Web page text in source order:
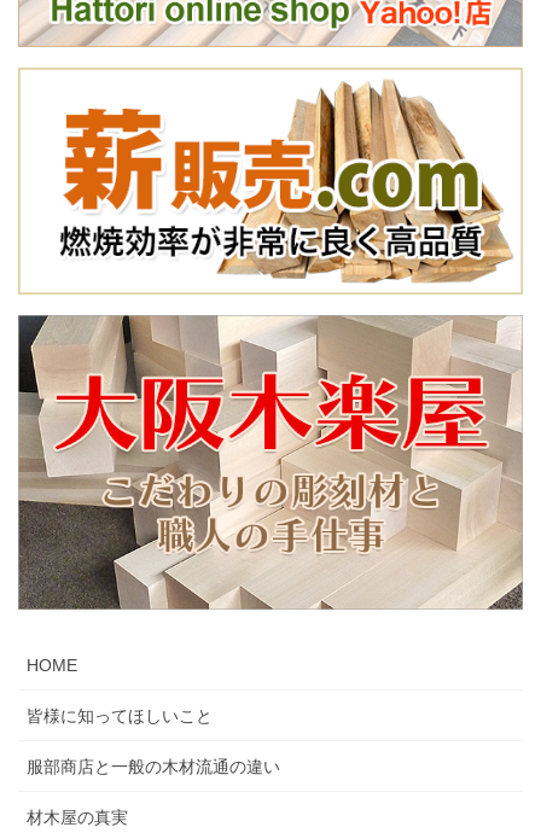
HOME
皆様に知ってほしいこと
服部商店と一般の木材流通の違い
材木屋の真実